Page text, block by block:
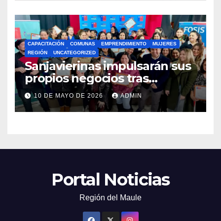
CAPACITACIÓN COMUNAS EMPRENDIMIENTO
MUJERES
REGIÓN
UNCATEGORIZED
Sanjavierinas impulsarán sus
propios negocios tras
capacitarse junto al FOSIS
10 DE MAYO DE 2026 ADMIN
Portal Noticias
Región del Maule